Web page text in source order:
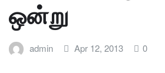
ஒன்று
admin Apr 12, 2013 0